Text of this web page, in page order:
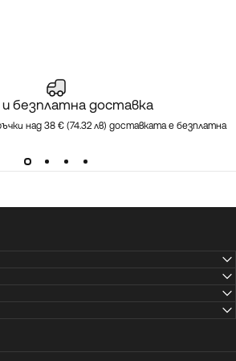
и безплатна доставка
над 38 € (74.32 лв) доставката е безплатна